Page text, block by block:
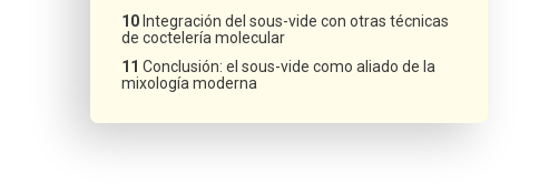
Integración del sous-vide con otras técnicas
de coctelería molecular
Conclusión: el sous-vide como aliado de la
mixología moderna